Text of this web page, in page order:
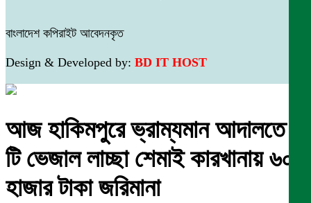
বাংলাদেশ কপিরাইট আবেদনকৃত
Design & Developed by: BD IT HOST
আজ হাকিমপুরে ভ্রাম্যমান আদালতে ৪
টি ভেজাল লাচ্ছা শেমাই কারখানায় ৬০
হাজার টাকা জরিমানা